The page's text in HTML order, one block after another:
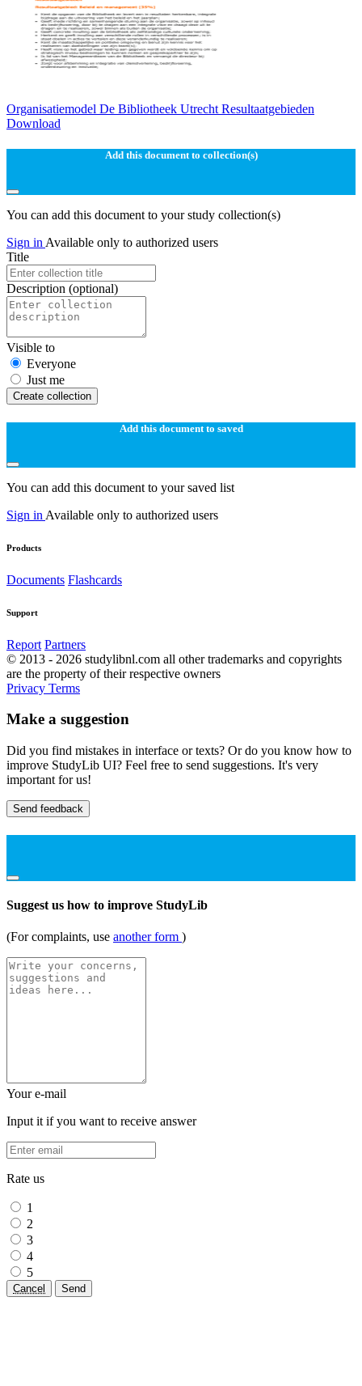
Organisatiemodel De Bibliotheek Utrecht Resultaatgebieden
Download
Add this document to collection(s)
You can add this document to your study collection(s)
Sign in Available only to authorized users
Title
Description (optional)
Visible to
Everyone
Just me
Create collection
Add this document to saved
You can add this document to your saved list
Sign in Available only to authorized users
Products
Documents Flashcards
Support
Report Partners
© 2013 - 2026 studylibnl.com all other trademarks and copyrights
are the property of their respective owners
Privacy Terms
Make a suggestion
Did you find mistakes in interface or texts? Or do you know how to
improve StudyLib UI? Feel free to send suggestions. It's very
important for us!
Send feedback
Suggest us how to improve StudyLib
(For complaints, use another form )
Your e-mail
Input it if you want to receive answer
Rate us
1
2
3
4
5
Cancel Send